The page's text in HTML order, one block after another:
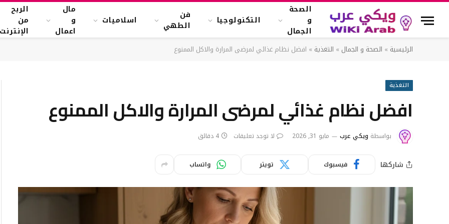
الصحة
و
الجمال
التكنولوجيا
فن
الطهي
اسلاميات
مال
و
اعمال
الربح
من
الإنترنت
الرئيسية » الصحة و الجمال » التغذية » افضل نظام غذائي لمرضى المرارة والاكل الممنوع
التغذية
افضل نظام غذائي لمرضى المرارة والاكل الممنوع
بواسطة ويكي عرب مايو 31, 2026 لا توجد تعليقات 4 دقائق
شاركها فيسبوك تويتر واتساب